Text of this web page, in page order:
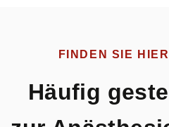
FINDEN SIE
Häufig